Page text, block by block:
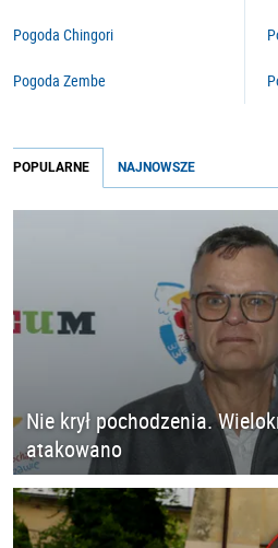
Pogoda Chingori
Pogoda Zembe
POPULARNE NAJNOWSZE
Nie krył pochodzenia.
atakowano